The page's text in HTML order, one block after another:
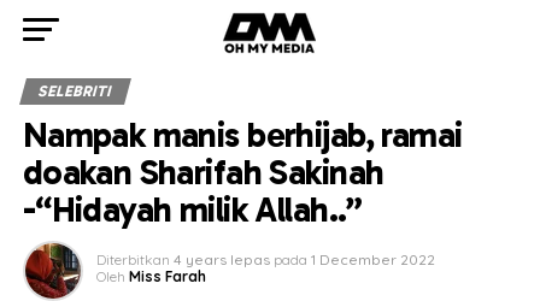
SELEBRITI
Nampak manis berhijab, ramai
doakan Sharifah Sakinah
-“Hidayah milik Allah..”
Diterbitkan 4 years lepas pada 1 December 2022
Oleh Miss Farah